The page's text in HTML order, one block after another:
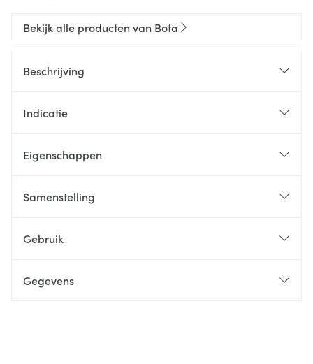
Bekijk alle producten van Bota
Beschrijving
Indicatie
Eigenschappen
Samenstelling
Gebruik
Gegevens